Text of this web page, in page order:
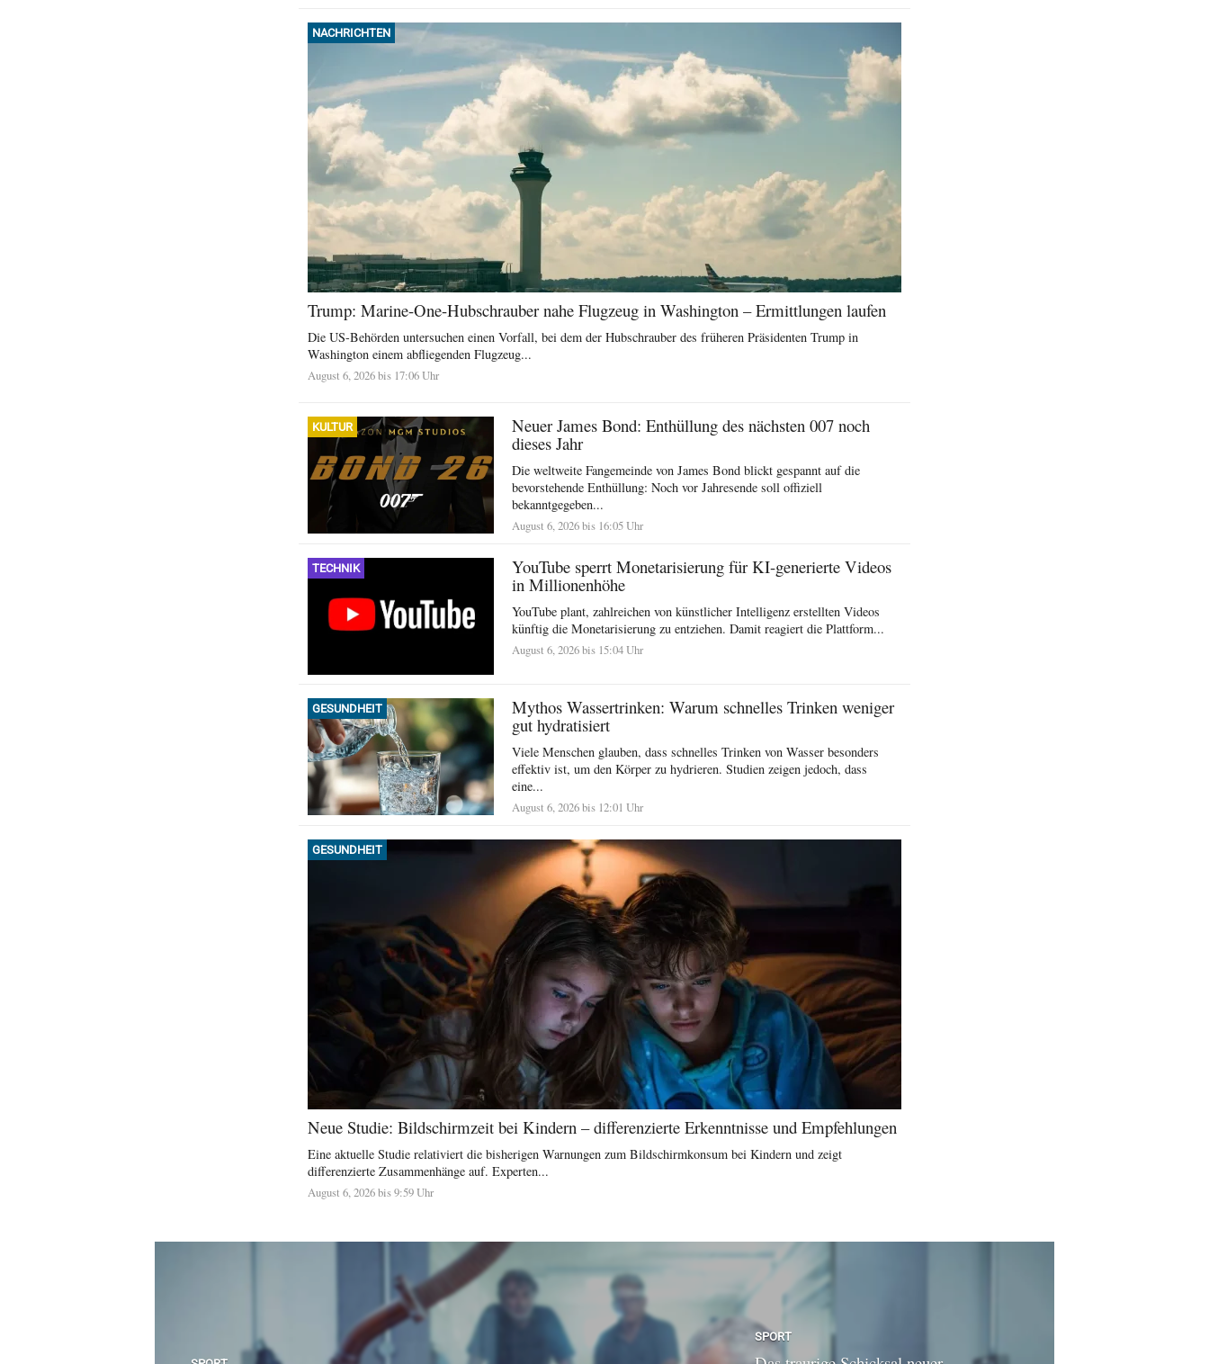
NACHRICHTEN
Trump: Marine-One-Hubschrauber nahe Flugzeug in Washington – Ermittlungen laufen
Die US-Behörden untersuchen einen Vorfall, bei dem der Hubschrauber des früheren Präsidenten Trump in
Washington einem abfliegenden Flugzeug...
August 6, 2026 bis 17:06 Uhr
KULTUR
Neuer James Bond: Enthüllung des nächsten 007 noch
dieses Jahr
Die weltweite Fangemeinde von James Bond blickt gespannt auf die
bevorstehende Enthüllung: Noch vor Jahresende soll offiziell
bekanntgegeben...
August 6, 2026 bis 16:05 Uhr
TECHNIK
YouTube sperrt Monetarisierung für KI-generierte Videos
in Millionenhöhe
YouTube plant, zahlreichen von künstlicher Intelligenz erstellten Videos
künftig die Monetarisierung zu entziehen. Damit reagiert die Plattform...
August 6, 2026 bis 15:04 Uhr
GESUNDHEIT
Mythos Wassertrinken: Warum schnelles Trinken weniger
gut hydratisiert
Viele Menschen glauben, dass schnelles Trinken von Wasser besonders
effektiv ist, um den Körper zu hydrieren. Studien zeigen jedoch, dass
eine...
August 6, 2026 bis 12:01 Uhr
GESUNDHEIT
Neue Studie: Bildschirmzeit bei Kindern – differenzierte Erkenntnisse und Empfehlungen
Eine aktuelle Studie relativiert die bisherigen Warnungen zum Bildschirmkonsum bei Kindern und zeigt
differenzierte Zusammenhänge auf. Experten...
August 6, 2026 bis 9:59 Uhr
SPORT